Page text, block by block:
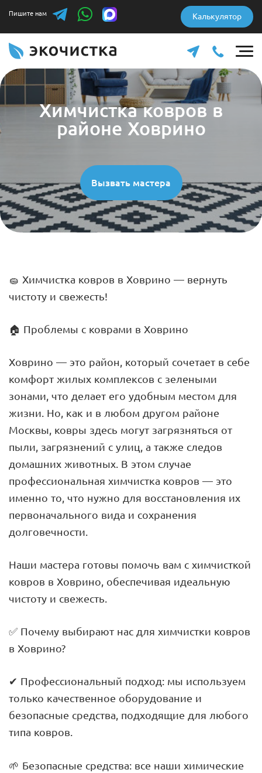
Пишите нам Калькулятор
Химчистка ковров в
районе Ховрино
Вызвать мастера
🧽 Химчистка ковров в Ховрино — вернуть
чистоту и свежесть!
🏠 Проблемы с коврами в Ховрино
Ховрино — это район, который сочетает в себе
комфорт жилых комплексов с зелеными
зонами, что делает его удобным местом для
жизни. Но, как и в любом другом районе
Москвы, ковры здесь могут загрязняться от
пыли, загрязнений с улиц, а также следов
домашних животных. В этом случае
профессиональная химчистка ковров — это
именно то, что нужно для восстановления их
первоначального вида и сохранения
долговечности.
Наши мастера готовы помочь вам с химчисткой
ковров в Ховрино, обеспечивая идеальную
чистоту и свежесть.
✅ Почему выбирают нас для химчистки ковров
в Ховрино?
✔ Профессиональный подход: мы используем
только качественное оборудование и
безопасные средства, подходящие для любого
типа ковров.
🌱 Безопасные средства: все наши химические